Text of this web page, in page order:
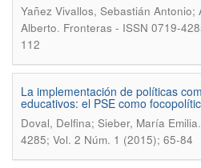
Yañez Vivallos, Sebastián
Alberto. Fronteras - ISSN 0719-
112
La implementación de políticas
educativos: el PSE como
Doval, Delfina; Sieber, María Emilia.
4285; Vol. 2 Núm. 1 (2015); 65-84